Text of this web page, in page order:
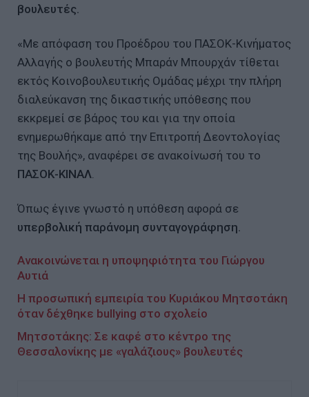
βουλευτές.
«Με απόφαση του Προέδρου του ΠΑΣΟΚ-Κινήματος
Αλλαγής ο βουλευτής Μπαράν Μπουρχάν τίθεται
εκτός Κοινοβουλευτικής Ομάδας μέχρι την πλήρη
διαλεύκανση της δικαστικής υπόθεσης που
εκκρεμεί σε βάρος του και για την οποία
ενημερωθήκαμε από την Επιτροπή Δεοντολογίας
της Βουλής», αναφέρει σε ανακοίνωσή του το
ΠΑΣΟΚ-ΚΙΝΑΛ
Όπως έγινε γνωστό η υπόθεση αφορά σε
υπερβολική παράνομη συνταγογράφηση.
Ανακοινώνεται η υποψηφιότητα του Γιώργου
Αυτιά
Η προσωπική εμπειρία του Κυριάκου Μητσοτάκη
όταν δέχθηκε bullying στο σχολείο
Μητσοτάκης: Σε καφέ στο κέντρο της
Θεσσαλονίκης με «γαλάζιους» βουλευτές